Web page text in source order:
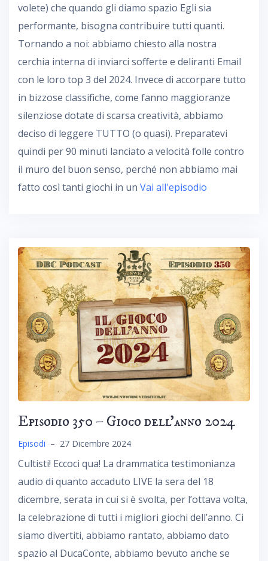
volete) che quando gli diamo spazio Egli sia
performante, bisogna contribuire tutti quanti.
Tornando a noi: abbiamo chiesto alla nostra
cerchia interna di inviarci sofferte e deliranti Email
con le loro top 3 del 2024. Invece di accorpare tutto
in bizzose classifiche, come fanno maggioranze
silenziose dotate di scarsa creatività, abbiamo
deciso di leggere TUTTO (o quasi). Preparatevi
quindi per 90 minuti lanciato a velocità folle contro
il muro del buon senso, perché non abbiamo mai
fatto così tanti giochi in un Vai all'episodio
Episodio 350 – Gioco dell’anno 2024
Episodi – 27 Dicembre 2024
Cultisti! Eccoci qua! La drammatica testimonianza
audio di quanto accaduto LIVE la sera del 18
dicembre, serata in cui si è svolta, per l’ottava volta,
la celebrazione di tutti i migliori giochi dell’anno. Ci
siamo divertiti, abbiamo rantato, abbiamo dato
spazio al DucaConte, abbiamo bevuto anche se